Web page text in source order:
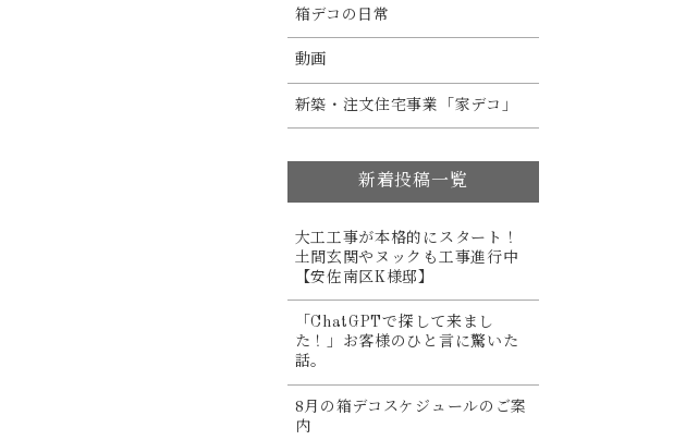
箱デコの日常
動画
新築・注文住宅事業「家デコ」
新着投稿一覧
大工工事が本格的にスタート！
土間玄関やヌックも工事進行中
【安佐南区K様邸】
「ChatGPTで探して来まし
た！」お客様のひと言に驚いた
話。
8月の箱デコスケジュールのご案
内